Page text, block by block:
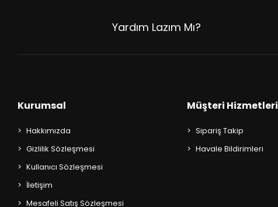
Yardım Lazım Mı?
Kurumsal
Hakkımızda
Gizlilik Sözleşmesi
Kullanıcı Sözleşmesi
İletişim
Mesafeli Satış Sözleşmesi
Müşteri Hizmetleri
Sipariş Takip
Havale Bildirimleri